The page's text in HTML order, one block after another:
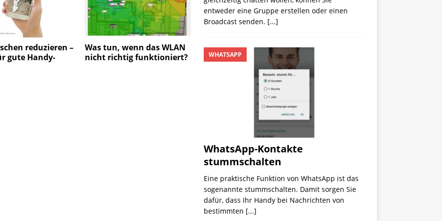
reduzieren –
gute Handy-
Was tun, wenn das WLAN
nicht richtig funktioniert?
entweder eine Gruppe erstellen oder einen
Broadcast senden. [...]
WhatsApp-Kontakte
stummschalten
WHATSAPP
Eine praktische Funktion von WhatsApp ist das
sogenannte stummschalten. Damit sorgen Sie
dafür, dass Ihr Handy bei Nachrichten von
bestimmten [...]